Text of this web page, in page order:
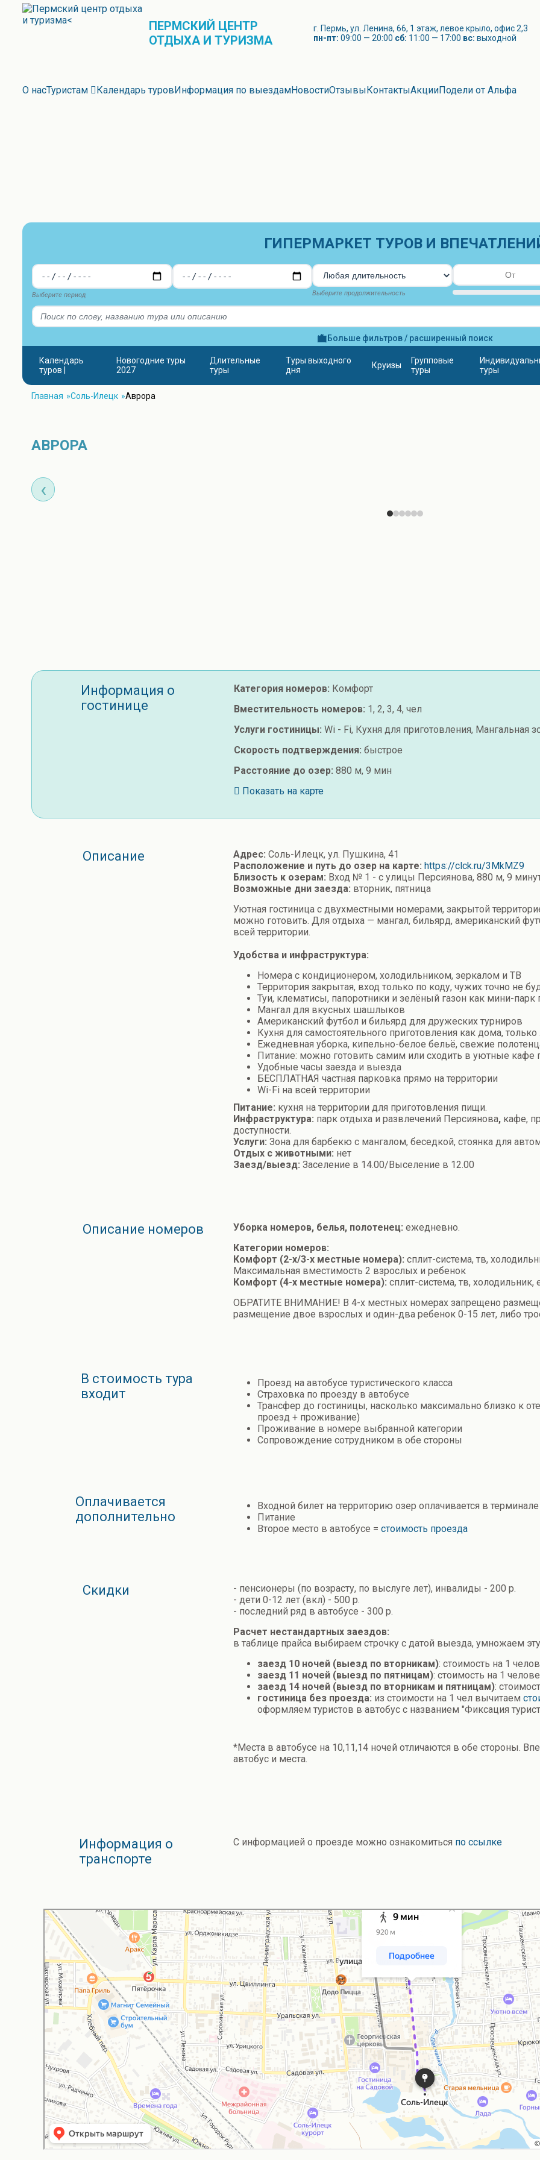
ПЕРМСКИЙ ЦЕНТР
ОТДЫХА И ТУРИЗМА
г. Пермь, ул. Ленина, 66, 1 этаж, левое крыло, офис 2,3
пн-пт: 09:00 — 20:00 сб: 11:00 — 17:00 вс: выходной
О насТуристам Календарь туровИнформация по выездамНовостиОтзывыКонтактыАкцииПодели от Альфа
ГИПЕРМАРКЕТ ТУРОВ И
Выберите период Выберите продолжительность
Больше фильтров / расширенный поиск
Календарь
туров |
Новогодние туры
2027
Длительные
туры
Туры выходного
дня
Круизы
Групповые
туры
туры
Главная Соль-Илецк Аврора
АВРОРА
‹
Информация о
гостинице
Категория номеров: Комфорт
Вместительность номеров: 1, 2, 3, 4, чел
Услуги гостиницы: Wi - Fi, Кухня для приготовления, Мангальная
Скорость подтверждения: быстрое
Расстояние до озер: 880 м, 9 мин
Показать на карте
Описание Адрес: Соль-Илецк, ул. Пушкина, 41
Расположение и путь до озер на карте: https://clck.ru/3MkMZ9
Близость к озерам: Вход № 1 - с улицы Персиянова, 880 м, 9
Возможные дни заезда: вторник, пятница
Уютная гостиница с двухместными номерами, закрытой
можно готовить. Для отдыха — мангал, бильярд, американский
всей территории.
Удобства и инфраструктура:
Номера с кондиционером, холодильником, зеркалом и ТВ
Территория закрытая, вход только по коду, чужих точно не
Туи, клематисы, папоротники и зелёный газон как мини-
Мангал для вкусных шашлыков
Американский футбол и бильярд для дружеских турниров
Кухня для самостоятельного приготовления как дома,
Ежедневная уборка, кипельно-белое бельё, свежие
Питание: можно готовить самим или сходить в уютные кафе
Удобные часы заезда и выезда
БЕСПЛАТНАЯ частная парковка прямо на территории
Wi-Fi на всей территории
Питание: кухня на территории для приготовления пищи.
Инфраструктура: парк отдыха и развлечений Персиянова, кафе,
доступности.
Услуги: Зона для барбекю с мангалом, беседкой, стоянка для
Отдых с животными: нет
Заезд/выезд: Заселение в 14.00/Выселение в 12.00
Описание номеров Уборка номеров, белья, полотенец: ежедневно.
Категории номеров:
Комфорт (2-х/3-х местные номера): сплит-система, тв,
Максимальная вместимость 2 взрослых и ребенок
Комфорт (4-х местные номера): сплит-система, тв,
ОБРАТИТЕ ВНИМАНИЕ! В 4-х местных номерах запрещено
размещение двое взрослых и один-два ребенок 0-15 лет, либо
В стоимость тура
входит
Проезд на автобусе туристического класса
Страховка по проезду в автобусе
Трансфер до гостиницы, насколько максимально близко к
проезд + проживание)
Проживание в номере выбранной категории
Сопровождение сотрудником в обе стороны
Оплачивается
дополнительно
Входной билет на территорию озер оплачивается в
Питание
Второе место в автобусе = стоимость проезда
Скидки
- пенсионеры (по возрасту, по выслуге лет), инвалиды - 200 р.
- дети 0-12 лет (вкл) - 500 р.
- последний ряд в автобусе - 300 р.
Расчет нестандартных заездов:
в таблице прайса выбираем строчку с датой выезда, умножаем
заезд 10 ночей (выезд по вторникам): стоимость на 1
заезд 11 ночей (выезд по пятницам): стоимость на 1
заезд 14 ночей (выезд по вторникам и пятницам):
гостиница без проезда: из стоимости на 1 чел вычитаем
оформляем туристов в автобус с названием "Фиксация
*Места в автобусе на 10,11,14 ночей отличаются в обе стороны.
автобус и места.
Информация о
транспорте
С информацией о проезде можно ознакомиться по ссылке
Соль‑Илецк
Соль-Илецк: как доехать на автомобиле, общественным транспортом или пешком – Яндекс Карты